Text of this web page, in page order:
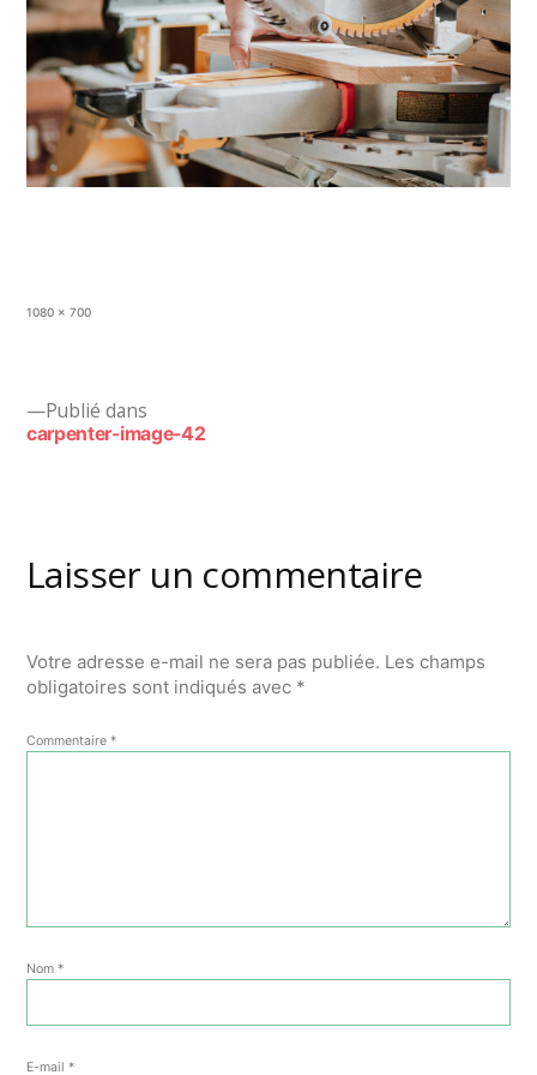
Taille
1080 × 700
Navigation
Publié dans
carpenter-image-42
Laisser un commentaire
Votre adresse e-mail ne sera pas publiée. Les champs
obligatoires sont indiqués avec *
Commentaire *
Nom *
E-mail *